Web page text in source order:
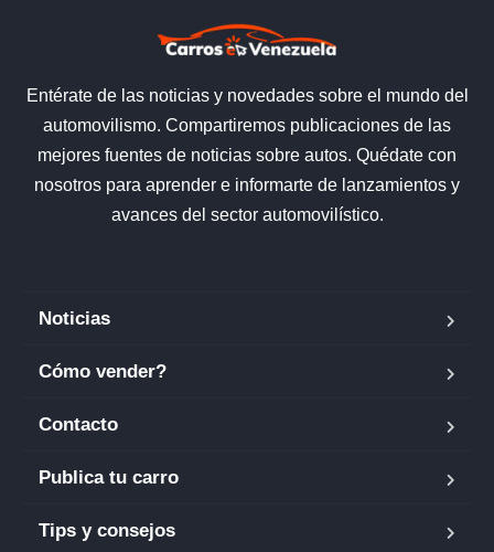
Entérate de las noticias y novedades sobre el mundo del
automovilismo. Compartiremos publicaciones de las
mejores fuentes de noticias sobre autos. Quédate con
nosotros para aprender e informarte de lanzamientos y
avances del sector automovilístico.
Noticias
Cómo vender?
Contacto
Publica tu carro
Tips y consejos